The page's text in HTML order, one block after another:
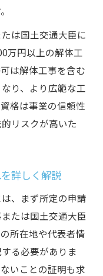
は国土交通大臣に
万円以上の解体工
は解体工事を含む
り、より広範な工
格は事業の信頼性
リスクが高いた
詳しく解説
、まず所定の申請
たは国土交通大臣
所在地や代表者情
る必要がありま
いことの証明も求